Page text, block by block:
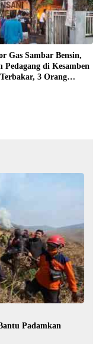
Gas Sambar Bensin,
Pedagang di Kesamben
3 Orang
Padamkan